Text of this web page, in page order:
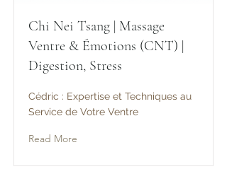
Chi Nei Tsang | Massage
Ventre & Émotions (CNT) |
Digestion, Stress
Cédric : Expertise et Techniques au
Service de Votre Ventre
Read More